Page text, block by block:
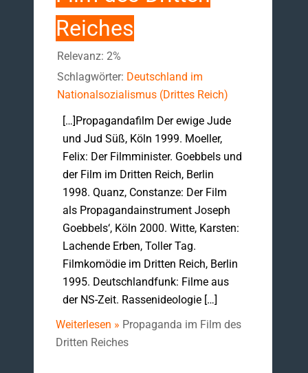
Reiches
Relevanz: 2%
Schlagwörter: Deutschland im
Nationalsozialismus (Drittes Reich)
[…]Propagandafilm Der ewige Jude
und Jud Süß, Köln 1999. Moeller,
Felix: Der Filmminister. Goebbels und
der Film im Dritten Reich, Berlin
1998. Quanz, Constanze: Der Film
als Propagandainstrument Joseph
Goebbels‘, Köln 2000. Witte, Karsten:
Lachende Erben, Toller Tag.
Filmkomödie im Dritten Reich, Berlin
1995. Deutschlandfunk: Filme aus
der NS-Zeit. Rassenideologie […]
Weiterlesen » Propaganda im Film des
Dritten Reiches